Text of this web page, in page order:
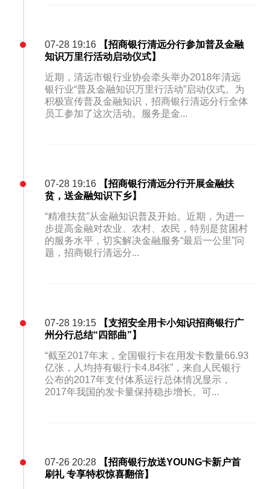
07-28 19:16
【招商银行清远分行参加普及金融
知识万里行活动启动仪式】
近期，清远市银行业协会牵头举办2018年清远
银行业“普及金融知识万里行活动”启动仪式。为
积极宣传普及金融知识，招商银行清远分行全体
员工参加了这次活动。服务是金...
07-28 19:16
【招商银行清远分行开展金融扶
贫，送金融知识下乡】
“精准扶贫”从金融知识普及开始。近期，为进一
步提高金融对农业、农村、农民，特别是贫困村
的服务水平，切实解决金融服务“最后一公里”问
题，招商银行清远分...
07-28 19:15
【支招安全用卡小知识招商银行广
州分行总结“四部曲”】
“截至2017年末，全国银行卡在用发卡数量66.93
亿张，人均持有银行卡4.84张”，来自人民银行
公布的2017年支付体系运行总体情况显示，
2017年我国的发卡量保持稳步增长。可...
07-26 20:28
【招商银行放送YOUNG卡新户首
刷礼 专享特权惊喜翻倍】